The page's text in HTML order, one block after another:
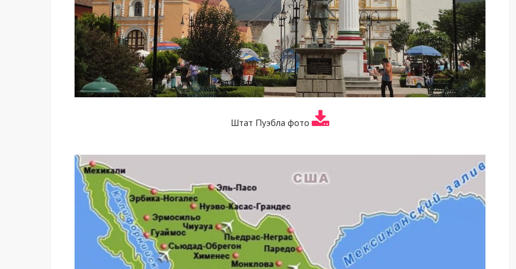
Штат Пуэбла фото